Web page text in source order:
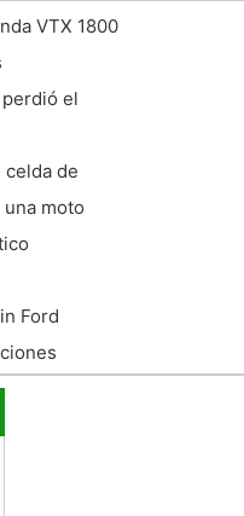
VTX 1800
el
de
moto
Ford